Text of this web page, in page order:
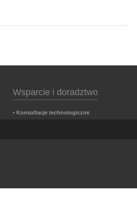
Wsparcie i doradztwo
• Konsultacje technologiczne